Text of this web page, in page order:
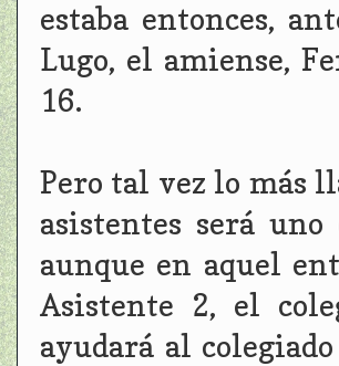
estaba entonces,
Lugo, el amiense,
16.
Pero tal vez lo más
asistentes será
aunque en aquel
Asistente 2, el
ayudará al